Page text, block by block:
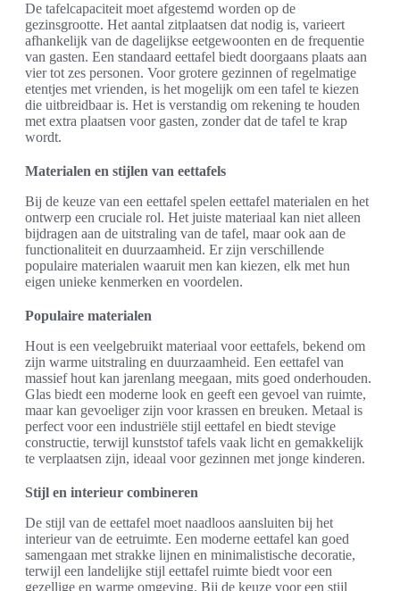
De tafelcapaciteit moet afgestemd worden op de
gezinsgrootte. Het aantal zitplaatsen dat nodig is, varieert
afhankelijk van de dagelijkse eetgewoonten en de frequentie
van gasten. Een standaard eettafel biedt doorgaans plaats aan
vier tot zes personen. Voor grotere gezinnen of regelmatige
etentjes met vrienden, is het mogelijk om een tafel te kiezen
die uitbreidbaar is. Het is verstandig om rekening te houden
met extra plaatsen voor gasten, zonder dat de tafel te krap
wordt.
Materialen en stijlen van eettafels
Bij de keuze van een eettafel spelen eettafel materialen en het
ontwerp een cruciale rol. Het juiste materiaal kan niet alleen
bijdragen aan de uitstraling van de tafel, maar ook aan de
functionaliteit en duurzaamheid. Er zijn verschillende
populaire materialen waaruit men kan kiezen, elk met hun
eigen unieke kenmerken en voordelen.
Populaire materialen
Hout is een veelgebruikt materiaal voor eettafels, bekend om
zijn warme uitstraling en duurzaamheid. Een eettafel van
massief hout kan jarenlang meegaan, mits goed onderhouden.
Glas biedt een moderne look en geeft een gevoel van ruimte,
maar kan gevoeliger zijn voor krassen en breuken. Metaal is
perfect voor een industriële stijl eettafel en biedt stevige
constructie, terwijl kunststof tafels vaak licht en gemakkelijk
te verplaatsen zijn, ideaal voor gezinnen met jonge kinderen.
Stijl en interieur combineren
De stijl van de eettafel moet naadloos aansluiten bij het
interieur van de eetruimte. Een moderne eettafel kan goed
samengaan met strakke lijnen en minimalistische decoratie,
terwijl een landelijke stijl eettafel ruimte biedt voor een
gezellige en warme omgeving. Bij de keuze voor een stijl